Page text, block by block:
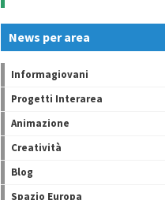
News per area
Informagiovani
Progetti Interarea
Animazione
Creatività
Blog
Spazio Europa